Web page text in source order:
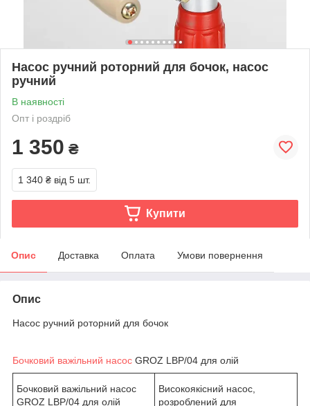
Насос ручний роторний для бочок, насос
ручний
В наявності
Опт і роздріб
1 350 ₴
1 340 ₴ від 5 шт.
Купити
Опис Доставка Оплата Умови повернення
Опис
Насос ручний роторний для бочок
Бочковий важільний насос GROZ LBP/04 для олій
Бочковий важільний насос
GROZ LBP/04 для олій
Високоякісний насос,
розроблений для